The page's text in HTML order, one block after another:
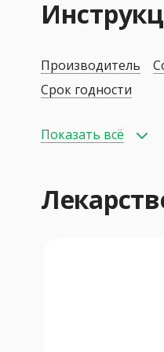
Производитель
Срок годности
Показать всё